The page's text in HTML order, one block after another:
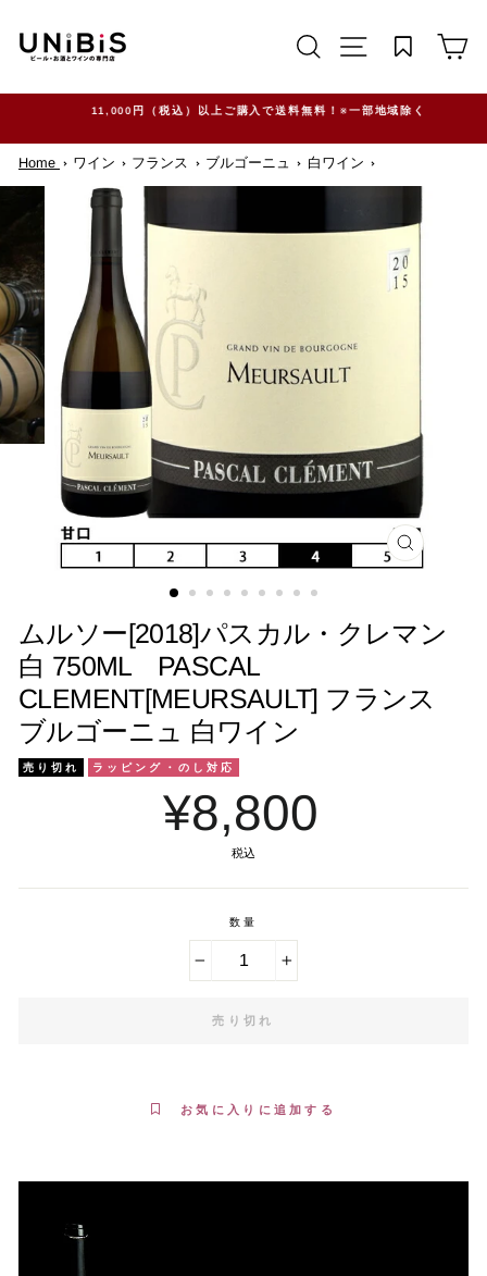
に
ッ
す
サイトを検索する
TRANSLATION
11,000円（税込）以上ご購入で送料無料！※一部地域除く
Home ワイン フランス ブルゴーニュ 白ワイン
閉
じ
ムルソー[2018]パスカル・クレマン
白 750ML PASCAL
CLEMENT[MEURSAULT] フランス
ブルゴーニュ 白ワイン
売り切れ ラッピング・のし対応
¥8,800
税込
数量
売り切れ
お気に入りに追加する